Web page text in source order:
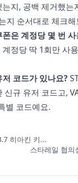
지, 공백 제거했는
지 순서대로 체크
은 계정당 몇 번
정당 딱 1회만 사
코드가 있나요?
규 유저 코드고,
별 코드예요.
히아킨 키...
스타레일 협의